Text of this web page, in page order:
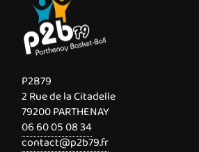
P2B79
2 Rue de la Citadelle
79200 PARTHENAY
06 60 05 08 34
contact@p2b79.fr